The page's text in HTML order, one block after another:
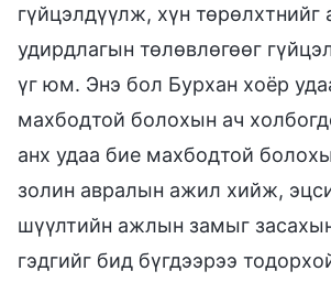
гүйцэлдүүлж, хүн төрөлхтнийг
удирдлагын төлөвлөгөөг
үг юм. Энэ бол Бурхан хоёр
махбодтой болохын ач
анх удаа бие махбодтой
золин авралын ажил хийж,
шүүлтийн ажлын замыг
гэдгийг бид бүгдээрээ